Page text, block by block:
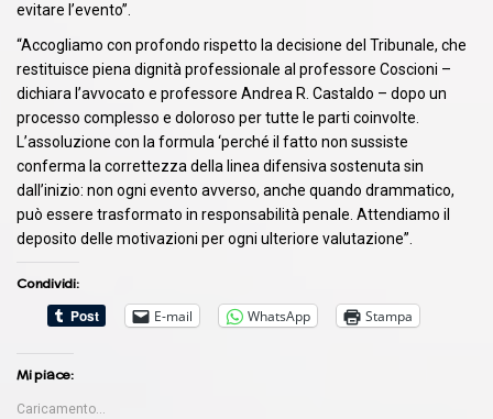
evitare l’evento”.
“Accogliamo con profondo rispetto la decisione del Tribunale, che
restituisce piena dignità professionale al professore Coscioni –
dichiara l’avvocato e professore Andrea R. Castaldo – dopo un
processo complesso e doloroso per tutte le parti coinvolte.
L’assoluzione con la formula ‘perché il fatto non sussiste
conferma la correttezza della linea difensiva sostenuta sin
dall’inizio: non ogni evento avverso, anche quando drammatico,
può essere trasformato in responsabilità penale. Attendiamo il
deposito delle motivazioni per ogni ulteriore valutazione”.
Condividi:
E-mail
WhatsApp Stampa
Mi piace:
Caricamento...